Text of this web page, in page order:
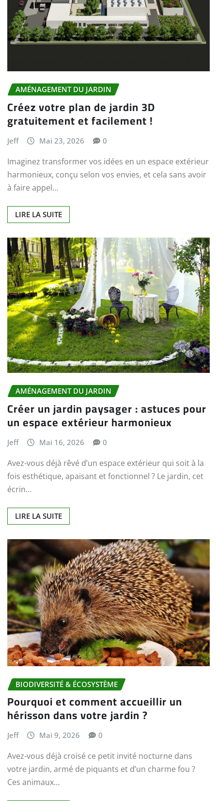
AMÉNAGEMENT DU JARDIN
Créez votre plan de jardin 3D
gratuitement et facilement !
Jeff Mai 23, 2026 0
Imaginez transformer vos idées en un espace extérieur
harmonieux, conçu selon vos envies, et cela sans avoir
à faire appel…
LIRE LA SUITE
AMÉNAGEMENT DU JARDIN
Créer un jardin paysager : astuces pour
un espace extérieur harmonieux
Jeff Mai 16, 2026 0
Avez-vous déjà rêvé d’un espace extérieur qui soit à la
fois esthétique, apaisant et fonctionnel ? Le jardin, cet
écrin…
LIRE LA SUITE
BIODIVERSITÉ & ÉCOSYSTÈME
Pourquoi et comment accueillir un
hérisson dans votre jardin ?
Jeff Mai 9, 2026 0
Avez-vous déjà croisé ce petit invité nocturne dans
votre jardin, armé de piquants et d’un charme fou ?
Ces animaux…